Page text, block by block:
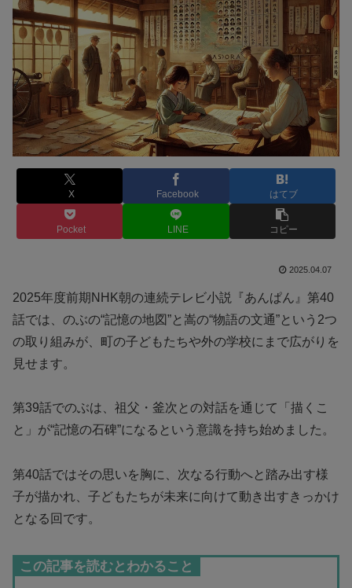
X Facebook はてブ
Pocket LINE コピー
2025.04.07
2025年度前期NHK朝の連続テレビ小説『あんぱん』第40
話では、のぶの“記憶の地図”と嵩の“物語の文通”という2つ
の取り組みが、町の子どもたちや外の学校にまで広がりを
見せます。
第39話でのぶは、祖父・釜次との対話を通じて「描くこ
と」が“記憶の石碑”になるという意識を持ち始めました。
第40話ではその思いを胸に、次なる行動へと踏み出す様
子が描かれ、子どもたちが未来に向けて動き出すきっかけ
となる回です。
この記事を読むとわかること